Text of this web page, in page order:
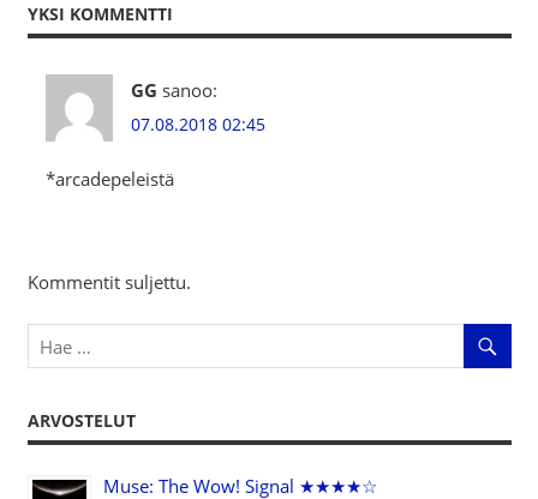
YKSI KOMMENTTI
GG sanoo:
07.08.2018 02:45
*arcadepeleistä
Kommentit suljettu.
ARVOSTELUT
Muse: The Wow! Signal ★★★★☆